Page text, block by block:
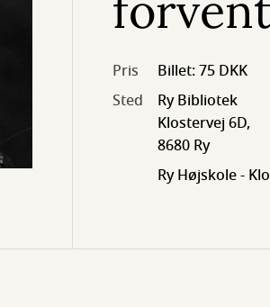
Pris
Billet: 75 DKK
Sted
Ry Bibliotek
Klostervej 6D,
8680 Ry
Ry Højskole -